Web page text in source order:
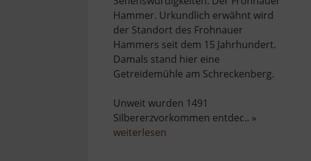
Hammer. Urkundlich erwähnt wird
der Standort des Frohnauer
Hammers seit dem 15 Jahrhundert.
Damals stand hier eine
Getreidemühle am Schreckenberg.
Unweit wurden 1491
Silbererzvorkommen entdec.. »
weiterlesen